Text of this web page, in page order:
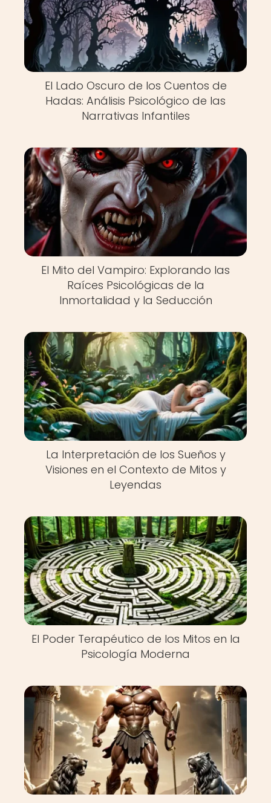
El Lado Oscuro de los Cuentos de
Hadas: Análisis Psicológico de las
Narrativas Infantiles
El Mito del Vampiro: Explorando las
Raíces Psicológicas de la
Inmortalidad y la Seducción
La Interpretación de los Sueños y
Visiones en el Contexto de Mitos y
Leyendas
El Poder Terapéutico de los Mitos en la
Psicología Moderna